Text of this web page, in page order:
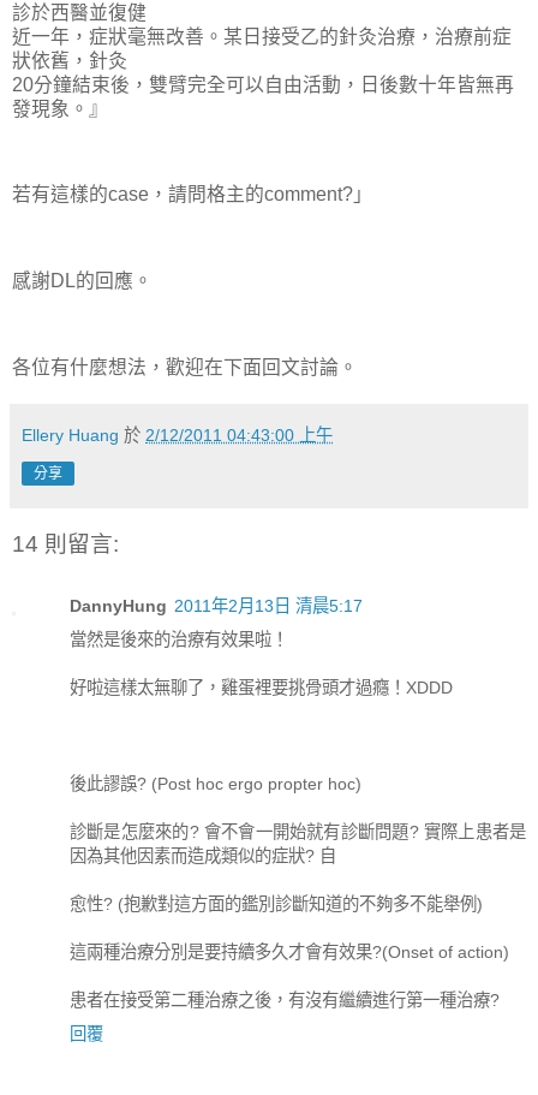
診於西醫並復健
近一年，症狀毫無改善。某日接受乙的針灸治療，治療前症
狀依舊，針灸
20分鐘結束後，雙臂完全可以自由活動，日後數十年皆無再
發現象。』
若有這樣的case，請問格主的comment?」
感謝DL的回應。
各位有什麼想法，歡迎在下面回文討論。
Ellery Huang 於 2/12/2011 04:43:00 上午
分享
14 則留言:
DannyHung 2011年2月13日 清晨5:17
當然是後來的治療有效果啦！
好啦這樣太無聊了，雞蛋裡要挑骨頭才過癮！XDDD
後此謬誤? (Post hoc ergo propter hoc)
診斷是怎麼來的? 會不會一開始就有診斷問題? 實際上患者是
因為其他因素而造成類似的症狀? 自
愈性? (抱歉對這方面的鑑別診斷知道的不夠多不能舉例)
這兩種治療分別是要持續多久才會有效果?(Onset of action)
患者在接受第二種治療之後，有沒有繼續進行第一種治療?
回覆